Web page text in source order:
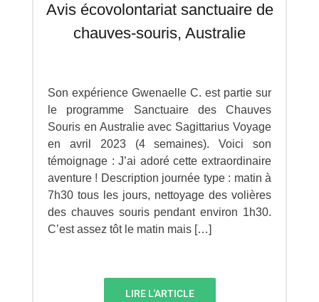
Avis écovolontariat sanctuaire de
chauves-souris, Australie
Son expérience Gwenaelle C. est partie sur
le programme Sanctuaire des Chauves
Souris en Australie avec Sagittarius Voyage
en avril 2023 (4 semaines). Voici son
témoignage : J’ai adoré cette extraordinaire
aventure ! Description journée type : matin à
7h30 tous les jours, nettoyage des volières
des chauves souris pendant environ 1h30.
C’est assez tôt le matin mais […]
LIRE L'ARTICLE